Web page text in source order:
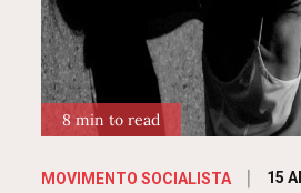
8 min to read
MOVIMENTO SOCIALISTA 15